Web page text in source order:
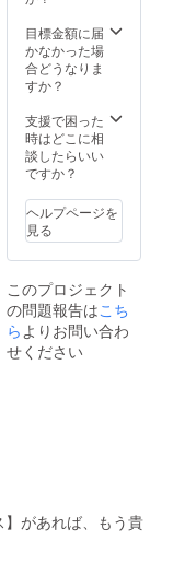
目標金額に届
かなかった場
合どうなりま
すか？
支援で困った
時はどこに相
談したらいい
ですか？
ヘルプページを
見る
このプロジェクト
の問題報告はこち
らよりお問い合わ
せください
があれば、もう貴